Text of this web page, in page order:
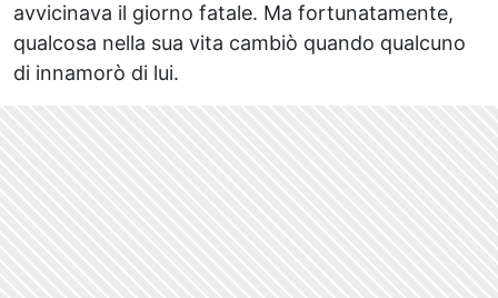
avvicinava il giorno fatale. Ma fortunatamente,
qualcosa nella sua vita cambiò quando qualcuno
di innamorò di lui.